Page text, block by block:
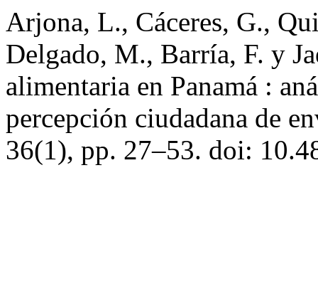
Arjona, L., Cáceres, G.,
Delgado, M., Barría, F. y
alimentaria en Panamá :
percepción ciudadana de
36(1), pp. 27–53. doi: